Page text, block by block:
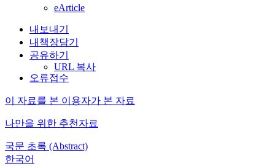
eArticle
내보내기
내책장담기
공유하기
URL 복사
오류접수
이 자료를 본 이용자가 본 자료
나만을 위한 추천자료
국문 초록 (Abstract)
한국어